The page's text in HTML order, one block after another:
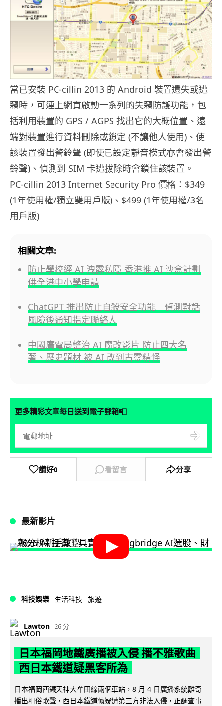
當已安裝 PC-cillin 2013 的 Android 裝置遺失或遭
竊時，可連上網貢啟動一系列的失竊防護功能，包
括利用裝置的 GPS / AGPS 找出它的大概位置、遠
端對裝置進行資料刪除或鎖定 (不讓他人使用)、使
該裝置發出警鈴聲 (即使已設定靜音模式亦會發出警
鈴聲)、偵測到 SIM 卡遭拔除時會鎖住該裝置。
PC-cillin 2013 Internet Security Pro 價格：$349
(1年使用權/獨立雙用戶版)、$499 (1年使用權/3名
用戶版)
相關文章:
防止學校經 AI 洩露私隱 香港推 AI 沙盒計劃
供全港中小學申請
ChatGPT 推出防止自殺安全功能 偵測對話
風險後通知指定聯絡人
中國廣電局整治 AI 魔改影片 防止四大名
著、歷史題材 被 AI 改到古靈精怪
更多精彩文章每日送到電子郵箱📮
讚好0 看留言 分享
最新影片
科技娛樂 生活科技 旅遊
Lawton 26 分
日本福岡地鐵廣播被入侵 播不雅歌曲
西日本鐵道疑黑客所為
日本福岡西鐵天神大牟田線兩個車站，8 月 4 日廣播系統離奇
播出粗俗歌聲，西日本鐵道懷疑遭第三方非法入侵，正調查事